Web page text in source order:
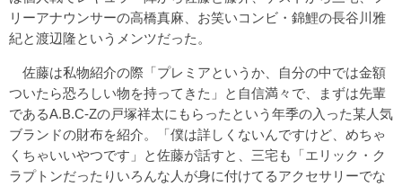
リーアナウンサーの高橋真麻、お笑いコンビ・錦鯉の長谷川雅
紀と渡辺隆というメンツだった。
佐藤は私物紹介の際「プレミアというか、自分の中では金額
ついたら恐ろしい物を持ってきた」と自信満々で、まずは先輩
であるA.B.C-Zの戸塚祥太にもらったという年季の入った某人気
ブランドの財布を紹介。「僕は詳しくないんですけど、めちゃ
くちゃいいやつです」と佐藤が話すと、三宅も「エリック・ク
ラプトンだったりいろんな人が身に付けてるアクセサリーでな